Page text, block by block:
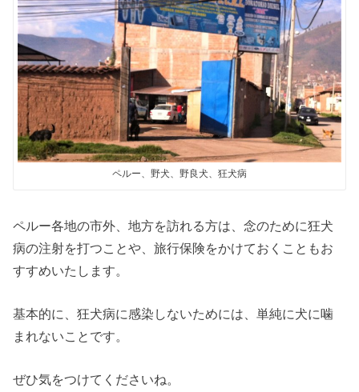
ペルー、野犬、野良犬、狂犬病
ペルー各地の市外、地方を訪れる方は、念のために狂犬
病の注射を打つことや、旅行保険をかけておくこともお
すすめいたします。
基本的に、狂犬病に感染しないためには、単純に犬に噛
まれないことです。
ぜひ気をつけてくださいね。